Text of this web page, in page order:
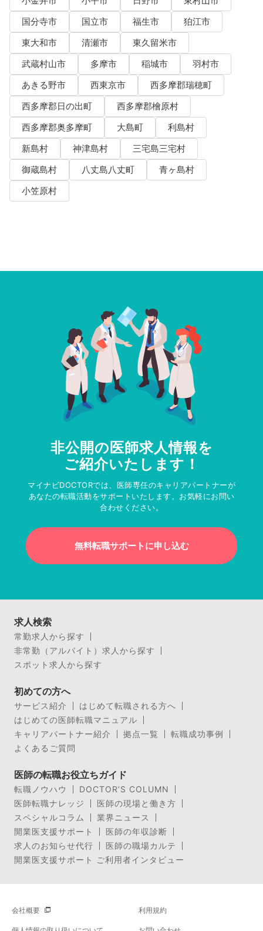
国分寺市
国立市 福生市
狛江市
東大和市
清瀬市
東久留米市
武蔵村山市
多摩市 稲城市
羽村市
あきる野市
西東京市
西多摩郡瑞穂町
西多摩郡日の出町
西多摩郡檜原村
西多摩郡奥多摩町
大島町
利島村
新島村
神津島村
三宅島三宅村
御蔵島村
八丈島八丈町
青ヶ島村
小笠原村
非公開の医師求人情報を
ご紹介いたします！
マイナビDOCTORでは、医師専任のキャリアパートナーが
あなたの転職活動をサポートいたします。お気軽にお問い
合わせください。
無料転職サポートに申し込む
求人検索
常勤求人から探す
非常勤（アルバイト）求人から探す
スポット求人から探す
初めての方へ
サービス紹介
はじめて転職される方へ
はじめての医師転職マニュアル
キャリアパートナー紹介
拠点一覧
転職成功事例
よくあるご質問
医師の転職お役立ちガイド
転職ノウハウ
DOCTOR’S COLUMN
医師転職ナレッジ
医師の現場と働き方
スペシャルコラム
業界ニュース
開業医支援サポート
医師の年収診断
求人のお知らせ代行
医師の職場カルテ
開業医支援サポート ご利用者インタビュー
会社概要 利用規約